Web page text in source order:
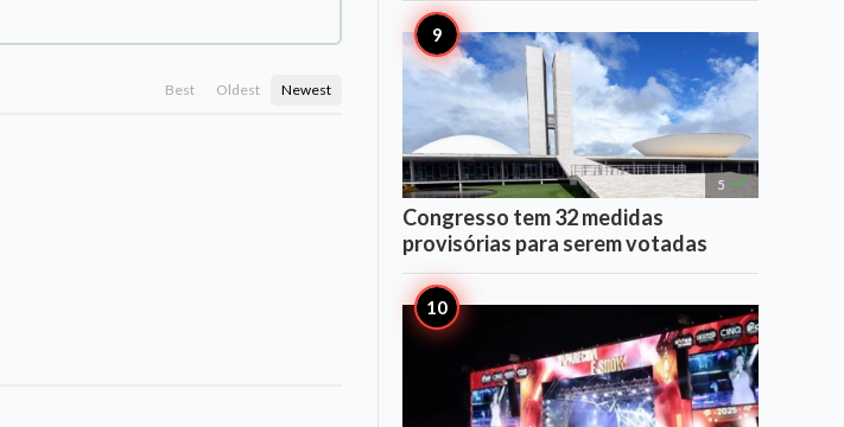
Best Oldest Newest
5 
Congresso tem 32 medidas
provisórias para serem votadas